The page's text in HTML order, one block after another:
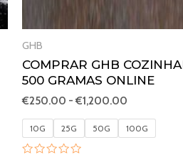
GHB
COMPRAR GHB
500 GRAMAS ONLINE
€250.00 -€1,200.00
10G 25G 50G 100G